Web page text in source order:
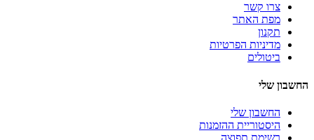
צרו קשר
מפת האתר
תקנון
מדיניות הפרטיות
ביטולים
החשבון שלי
החשבון שלי
היסטוריית ההזמנות
רשימת תפוצה